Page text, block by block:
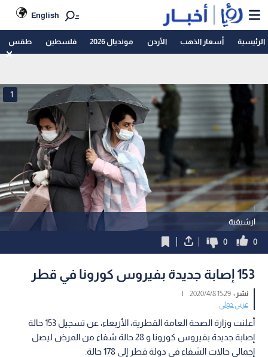
English
الرئيسية أسعار الذهب الأردن مونديال 2026 فلسطين طقس
ارشيفية
1
0
0
153 إصابة جديدة بفيروس كورونا في قطر
نشر :15:29 2020/4/8
|
عربي دولي
أعلنت وزارة الصحة العامة القطرية، الأربعاء، عن تسجيل 153 حالة
إصابة جديدة بفيروس كورونا و 28 حالة شفاء من المرض ليصل
إجمالي حالات الشفاء في دولة قطر إلى 178 حالة.